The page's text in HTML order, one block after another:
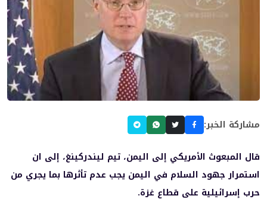
مشاركة الخبر:
قال المبعوث الأمريكي إلى اليمن، تيم ليندركينغ، إلى ان
استمرار جهود السلام في اليمن يجب عدم تأثرها بما يجري من
حرب إسرائيلية على قطاع غزة.